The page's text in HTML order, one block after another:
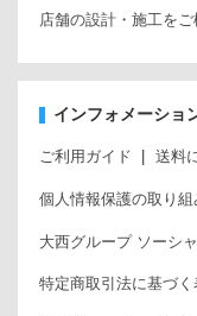
店舗の設計・施工を
インフォメーショ
ご利用ガイド 送料
個人情報保護の取り組
大西グループ ソーシ
特定商取引法に基づく